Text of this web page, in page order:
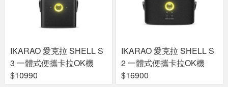
IKARAO 愛克拉 SHELL S
3 一體式便攜卡拉OK機
$10990
IKARAO 愛克拉 SHELL S
2 一體式便攜卡拉OK機
$16900